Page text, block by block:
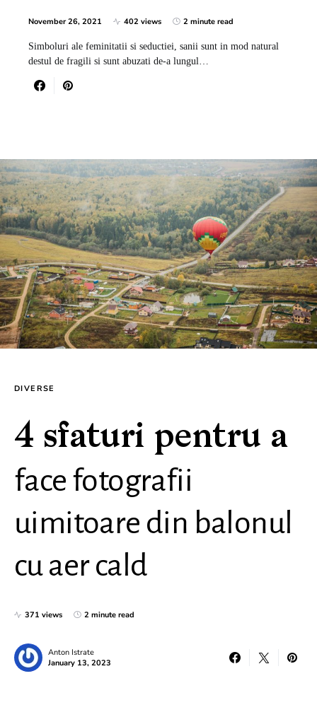
November 26, 2021 402 views 2 minute read
Simboluri ale feminitatii si seductiei, sanii sunt in mod natural
destul de fragili si sunt abuzati de-a lungul…
DIVERSE
4 sfaturi pentru a
face fotografii
uimitoare din balonul
cu aer cald
371 views 2 minute read
Anton Istrate
January 13, 2023